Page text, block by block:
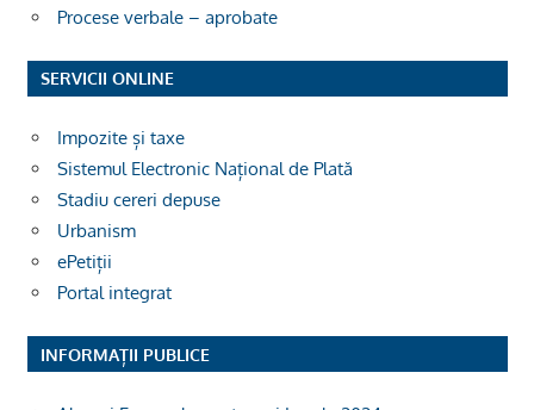
Procese verbale – aprobate
SERVICII ONLINE
Impozite și taxe
Sistemul Electronic Național de Plată
Stadiu cereri depuse
Urbanism
ePetiții
Portal integrat
INFORMAȚII PUBLICE